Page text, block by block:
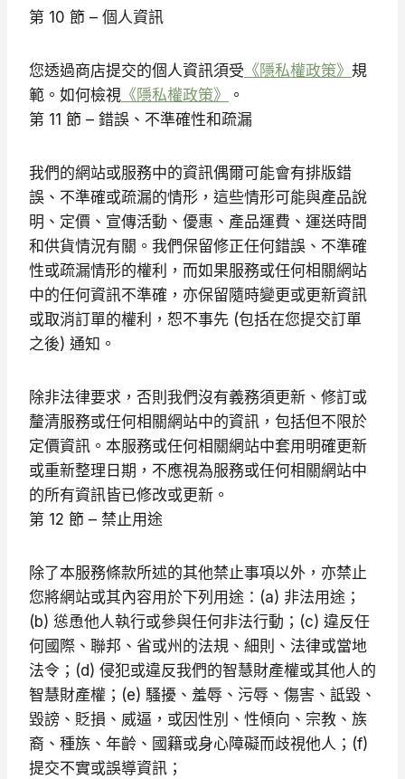
第 10 節 – 個人資訊
您透過商店提交的個人資訊須受 《隱私權政策》 規
範。如何檢視 《隱私權政策》
。
第 11 節 – 錯誤、不準確性和疏漏
我們的網站或服務中的資訊偶爾可能會有排版錯
誤、不準確或疏漏的情形，這些情形可能與產品說
明、定價、宣傳活動、優惠、產品運費、運送時間
和供貨情況有關。我們保留修正任何錯誤、不準確
性或疏漏情形的權利，而如果服務或任何相關網站
中的任何資訊不準確，亦保留隨時變更或更新資訊
或取消訂單的權利，恕不事先 (包括在您提交訂單
之後) 通知。
除非法律要求，否則我們沒有義務須更新、修訂或
釐清服務或任何相關網站中的資訊，包括但不限於
定價資訊。本服務或任何相關網站中套用明確更新
或重新整理日期，不應視為服務或任何相關網站中
的所有資訊皆已修改或更新。
第 12 節 – 禁止用途
除了本服務條款所述的其他禁止事項以外，亦禁止
您將網站或其內容用於下列用途：(a) 非法用途；
(b) 慫恿他人執行或參與任何非法行動；(c) 違反任
何國際、聯邦、省或州的法規、細則、法律或當地
法令；(d) 侵犯或違反我們的智慧財產權或其他人的
智慧財產權；(e) 騷擾、羞辱、污辱、傷害、詆毀、
毀謗、貶損、威逼，或因性別、性傾向、宗教、族
裔、種族、年齡、國籍或身心障礙而歧視他人；(f)
提交不實或誤導資訊；